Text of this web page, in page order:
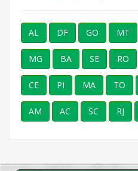
AL DF GO MT
MG BA SE RO
CE PI MA TO
AM AC SC RJ